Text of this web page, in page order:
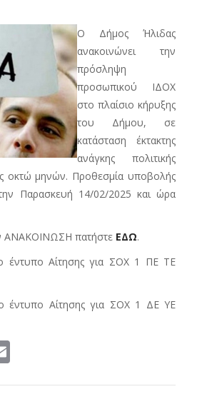
Ο Δήμος Ήλιδας
ανακοινώνει την
πρόσληψη
προσωπικού ΙΔΟΧ
στο πλαίσιο κήρυξης
του Δήμου, σε
κατάσταση έκτακτης
ανάγκης πολιτικής
οκτώ μηνών. Προθεσμία υποβολής
Παρασκευή 14/02/2025 και ώρα
ΑΝΑΚΟΙΝΩΣΗ πατήστε ΕΔΩ.
έντυπο Αίτησης για ΣΟΧ 1 ΠΕ ΤΕ
έντυπο Αίτησης για ΣΟΧ 1 ΔΕ ΥΕ